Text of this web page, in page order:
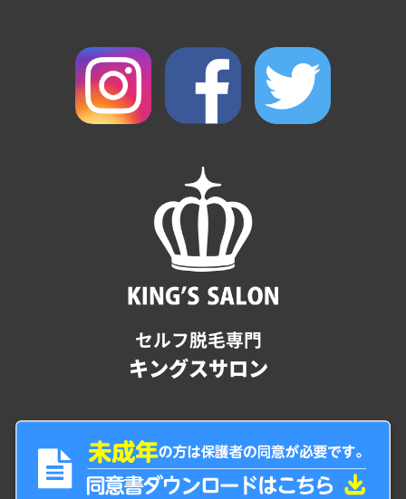
セルフ脱毛専門
キングスサロン